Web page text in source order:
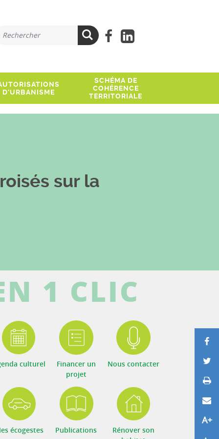
Que recherchez-vous ? Rechercher Lien facebook
D'URBANISME
SCHÉMA DE
COHÉRENCE
TERRITORIALE
A+
sur la
1 CLIC
culturel
Financer un
projet
Nous contacter
écogestes Publications
Rénover son